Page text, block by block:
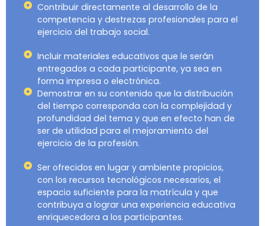
Contribuir directamente al desarrollo de la
competencia y destrezas profesionales para el
ejercicio del trabajo social.
Incluir materiales educativos que le serán
entregados a cada participante, ya sea en
forma impresa o electrónica.
Demostrar en su contenido que la distribución
del tiempo corresponda con la complejidad y
profundidad del tema y que en efecto han de
ser de utilidad para el mejoramiento del
ejercicio de la profesión.
Ser ofrecidos en lugar y ambiente propicios,
con los recursos tecnológicos necesarios, el
espacio suficiente para la matrícula y que
contribuya a lograr una experiencia educativa
enriquecedora a los participantes.